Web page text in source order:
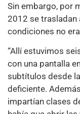
Sin embargo, por
2012 se trasladan
condiciones no
“Allí estuvimos
con una pantalla
subtítulos desde
deficiente.
impartían clases